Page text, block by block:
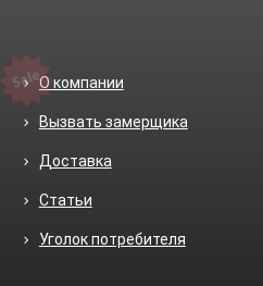
О компании
Вызвать замерщика
Доставка
Статьи
Уголок потребителя